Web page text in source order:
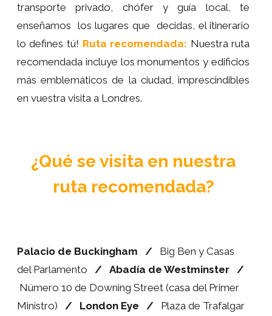
transporte privado, chófer y guía local, te
enseñamos los lugares que decidas, el itinerario
lo defines tú! Ruta recomendada: Nuestra ruta
recomendada incluye los monumentos y edificios
más emblemáticos de la ciudad, imprescindibles
en vuestra visita a Londres.
¿Qué se visita en nuestra
ruta recomendada?
Palacio de Buckingham /Big Ben y Casas
del Parlamento / Abadía de Westminster
/
Número 10 de Downing Street (casa del Primer
Ministro)
/ London Eye / Plaza de Trafalgar